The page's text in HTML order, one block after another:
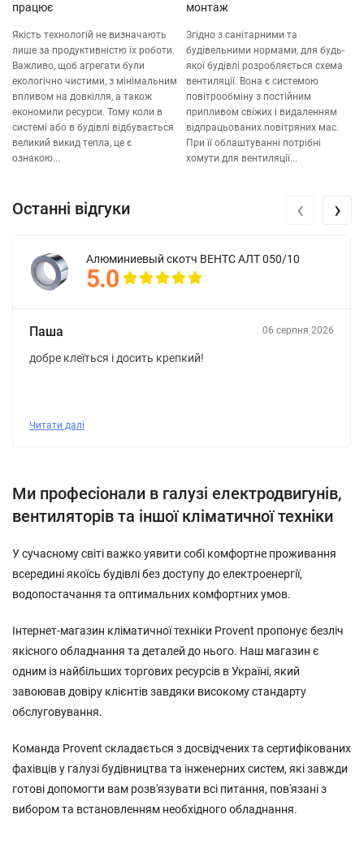
працює
Якість технологій не визначають
лише за продуктивністю їх роботи.
Важливо, щоб агрегати були
екологічно чистими, з мінімальним
впливом на довкілля, а також
економили ресурси. Тому коли в
системі або в будівлі відбувається
великий викид тепла, це є
ознакою...
монтаж
Згідно з санітарними та
будівельними нормами, для будь-
якої будівлі розробляється схема
вентиляції. Вона є системою
повітрообміну з постійним
припливом свіжих і видаленням
відпрацьованих повітряних мас.
При її облаштуванні потрібні
хомути для вентиляції...
Останні відгуки
Алюминиевый скотч ВЕНТС АЛТ 050/10
5.0
Паша 06 серпня 2026
добре клеїться і досить крепкий!
Читати далі
‹ ›
Ми професіонали в галузі електродвигунів,
вентиляторів та іншої кліматичної техніки
У сучасному світі важко уявити собі комфортне проживання
всередині якоїсь будівлі без доступу до електроенергії,
водопостачання та оптимальних комфортних умов.
Інтернет-магазин кліматичної техніки Provent пропонує безліч
якісного обладнання та деталей до нього. Наш магазин є
одним із найбільших торгових ресурсів в Україні, який
завоював довіру клієнтів завдяки високому стандарту
обслуговування.
Команда Provent складається з досвідчених та сертифікованих
фахівців у галузі будівництва та інженерних систем, які завжди
готові допомогти вам розв'язувати всі питання, пов'язані з
вибором та встановленням необхідного обладнання.